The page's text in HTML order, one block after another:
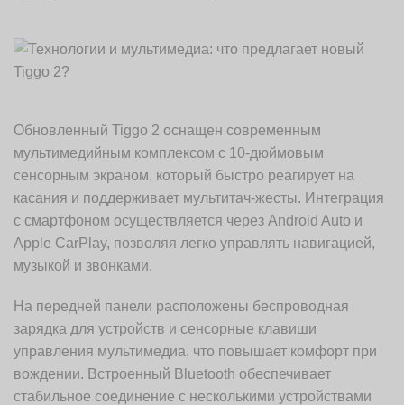
Обновленный Tiggo 2 оснащен современным
мультимедийным комплексом с 10-дюймовым
сенсорным экраном, который быстро реагирует на
касания и поддерживает мультитач-жесты. Интеграция
с смартфоном осуществляется через Android Auto и
Apple CarPlay, позволяя легко управлять навигацией,
музыкой и звонками.
На передней панели расположены беспроводная
зарядка для устройств и сенсорные клавиши
управления мультимедиа, что повышает комфорт при
вождении. Встроенный Bluetooth обеспечивает
стабильное соединение с несколькими устройствами